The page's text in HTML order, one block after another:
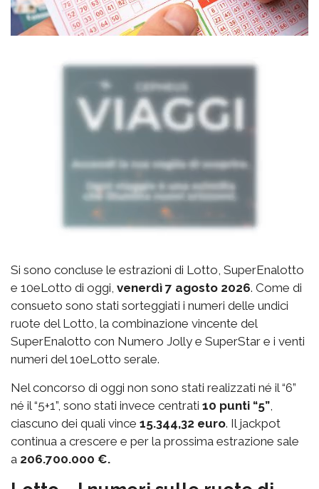
Si sono concluse le estrazioni di Lotto, SuperEnalotto
e 10eLotto di oggi, venerdì 7 agosto 2026. Come di
consueto sono stati sorteggiati i numeri delle undici
ruote del Lotto, la combinazione vincente del
SuperEnalotto con Numero Jolly e SuperStar e i venti
numeri del 10eLotto serale.
Nel concorso di oggi non sono stati realizzati né il “6”
né il “5+1”, sono stati invece centrati 10 punti “5”,
ciascuno dei quali vince 15.344,32 euro. Il jackpot
continua a crescere e per la prossima estrazione sale
a 206.700.000 €.